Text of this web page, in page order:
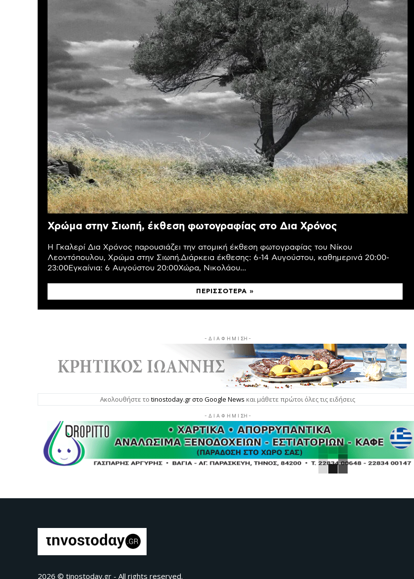
Χρώμα στην Σιωπή, έκθεση φωτογραφίας στο Δια Χρόνος
Η Γκαλερί Δια Χρόνος παρουσιάζει την ατομική έκθεση φωτογραφίας του Νίκου
Λεοντόπουλου, Χρώμα στην Σιωπή.Διάρκεια έκθεσης: 6-14 Αυγούστου, καθημερινά 20:00-
23:00Εγκαίνια: 6 Αυγούστου 20:00Χώρα, Νικολάου...
ΠΕΡΙΣΣΌΤΕΡΑ »
- Δ Ι Α Φ Η Μ Ι ΣΗ -
Ακολουθήστε το tinostoday.gr στο Google News και μάθετε πρώτοι όλες τις ειδήσεις
- Δ Ι Α Φ Η Μ Ι ΣΗ -
2026 © tinostoday.gr - All rights reserved.